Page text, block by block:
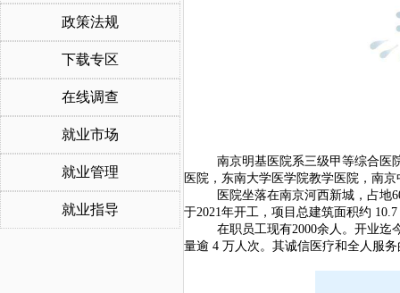
政策法规
下载专区
在线调查
就业市场
就业管理
就业指导
南京明基医院系三级甲等综合医
医院，东南大学医学院教学医院，南
医院坐落在南京河西新城，占地
于2021年开工，项目总建筑面积约
在职员工现有2000余人。开业迄
量逾 4 万人次。其诚信医疗和全人服